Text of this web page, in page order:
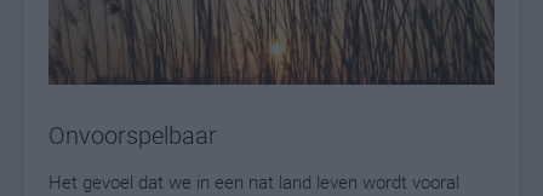
Onvoorspelbaar
Het gevoel dat we in een nat land leven wordt vooral